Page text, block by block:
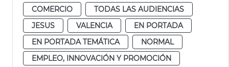
COMERCIO
TODAS LAS AUDIENCIAS
JESUS
VALENCIA
EN PORTADA
EN PORTADA TEMÁTICA
NORMAL
EMPLEO, INNOVACIÓN Y PROMOCIÓN